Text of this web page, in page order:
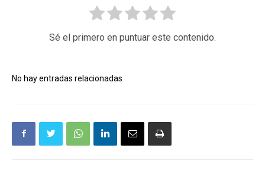
Sé el primero en puntuar este contenido.
No hay entradas relacionadas